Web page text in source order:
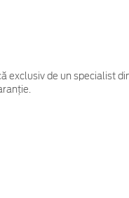
exclusiv de un specialist